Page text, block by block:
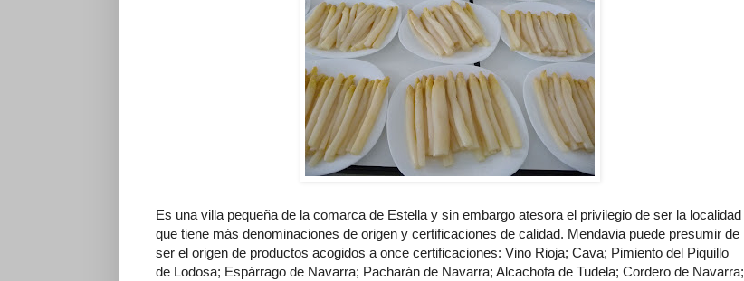
Es una villa pequeña de la comarca de Estella y sin embargo atesora el privilegio de ser la localidad
que tiene más denominaciones de origen y certificaciones de calidad. Mendavia puede presumir de
ser el origen de productos acogidos a once certificaciones: Vino Rioja; Cava; Pimiento del Piquillo
de Lodosa; Espárrago de Navarra; Pacharán de Navarra; Alcachofa de Tudela; Cordero de Navarra;